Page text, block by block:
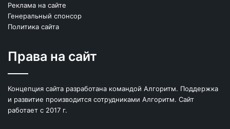
Реклама на сайте
Генеральный спонсор
Политика сайта
Права на сайт
Концепция сайта разработана командой Алгоритм. Поддержка
и развитие производится сотрудниками Алгоритм. Сайт
работает с 2017 г.